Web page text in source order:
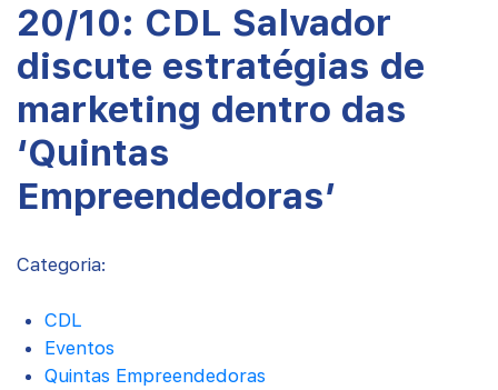
20/10: CDL Salvador
discute estratégias de
marketing dentro das
‘Quintas
Empreendedoras’
Categoria:
CDL
Eventos
Quintas Empreendedoras